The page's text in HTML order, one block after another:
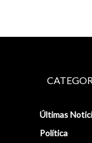
Últimas
Política